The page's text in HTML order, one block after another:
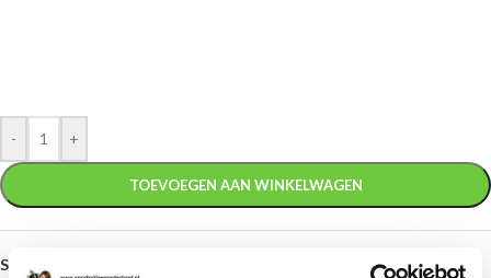
- +
TOEVOEGEN AAN WINKELWAGEN
SKU: